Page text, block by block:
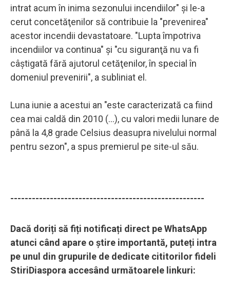
intrat acum în inima sezonului incendiilor" şi le-a
cerut concetăţenilor să contribuie la "prevenirea"
acestor incendii devastatoare. "Lupta împotriva
incendiilor va continua" şi "cu siguranţă nu va fi
câştigată fără ajutorul cetăţenilor, în special în
domeniul prevenirii", a subliniat el.
Luna iunie a acestui an "este caracterizată ca fiind
cea mai caldă din 2010 (...), cu valori medii lunare de
până la 4,8 grade Celsius deasupra nivelului normal
pentru sezon", a spus premierul pe site-ul său.
------------------------------------------------------
Dacă doriți să fiți notificați direct pe WhatsApp
atunci când apare o știre importantă, puteți intra
pe unul din grupurile de dedicate cititorilor fideli
StiriDiaspora accesând următoarele linkuri: